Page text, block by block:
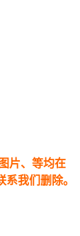
片、等均在
我们删除。